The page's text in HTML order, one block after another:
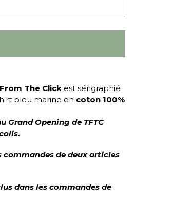
The Click est sérigraphié
bleu marine en coton 100%
Grand Opening de TFTC
de deux articles
dans les commandes de